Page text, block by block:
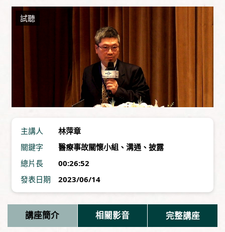
主講人
林萍章
關鍵字
醫療事故關懷小組 、 溝通 、 披露
總片長
00:26:52
發表日期
2023/06/14
講座簡介 相關影音 完整講座